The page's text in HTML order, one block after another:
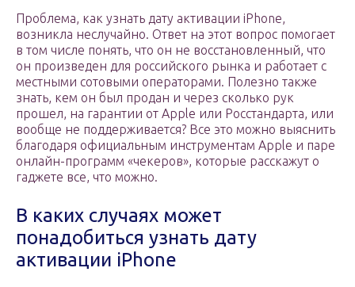
Проблема, как узнать дату активации iPhone,
возникла неслучайно. Ответ на этот вопрос помогает
в том числе понять, что он не восстановленный, что
он произведен для российского рынка и работает с
местными сотовыми операторами. Полезно также
знать, кем он был продан и через сколько рук
прошел, на гарантии от Apple или Росстандарта, или
вообще не поддерживается? Все это можно выяснить
благодаря официальным инструментам Apple и паре
онлайн-программ «чекеров», которые расскажут о
гаджете все, что можно.
В каких случаях может
понадобиться узнать дату
активации iPhone